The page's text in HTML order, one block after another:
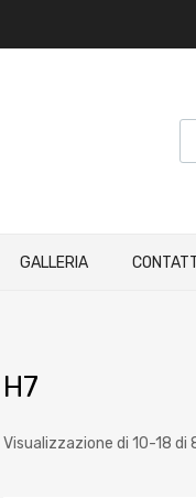
GALLERIA
H7
Visualizzazione di 10-18